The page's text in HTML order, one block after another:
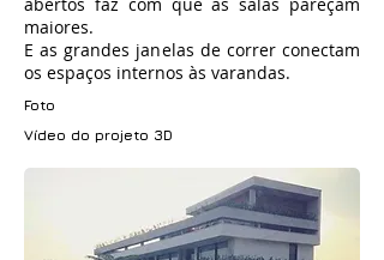
maiores.
E as grandes janelas de correr conectam
os espaços internos às varandas.
Foto
Vídeo do projeto 3D